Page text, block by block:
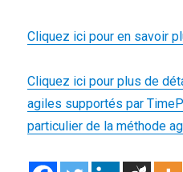
Cliquez ici pour en savoir
Cliquez ici pour plus de
agiles supportés par
particulier de la méthode